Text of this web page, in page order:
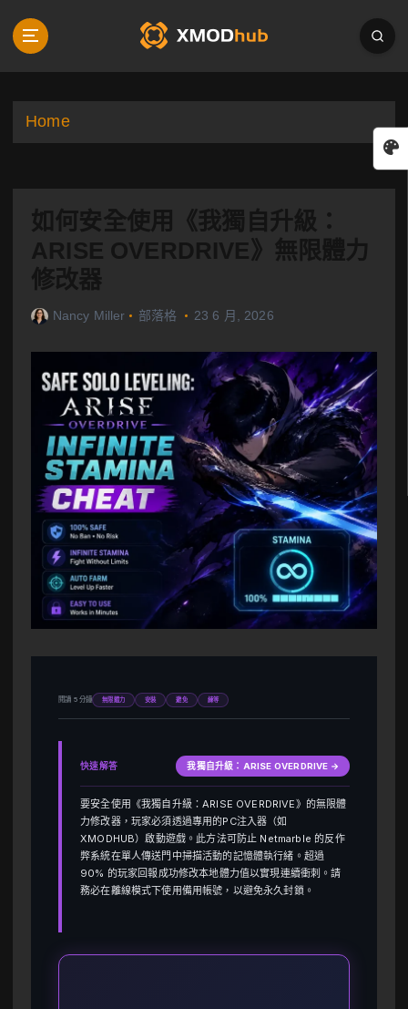
p
Home
如何安全使用《我獨自升級：
ARISE OVERDRIVE》無限體力
修改器
Nancy Miller 部落格 23 6 月, 2026
閱讀 5 分鐘 無限體力 安裝 避免 練等
快速解答 我獨自升級：ARISE OVERDRIVE →
要安全使用《我獨自升級：ARISE OVERDRIVE》的無限體
力修改器，玩家必須透過專用的PC注入器（如
XMODHUB）啟動遊戲。此方法可防止 Netmarble 的反作
弊系統在單人傳送門中掃描活動的記憶體執行緒。超過
90% 的玩家回報成功修改本地體力值以實現連續衝刺。請
務必在離線模式下使用備用帳號，以避免永久封鎖。